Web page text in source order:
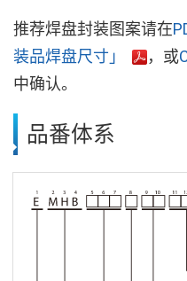
推荐焊盘封装图案请在
装品焊盘尺寸」
，或
中确认。
品番体系